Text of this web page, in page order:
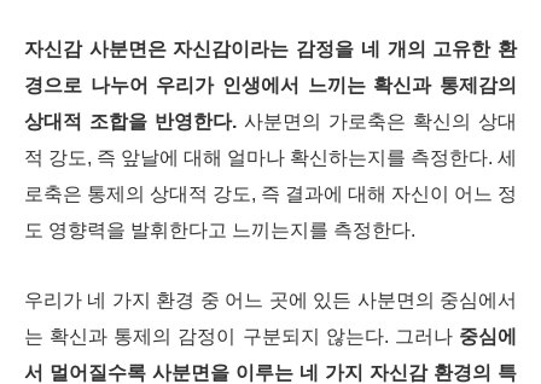
자신감 사분면은 자신감이라는 감정을 네 개의 고유한 환
경으로 나누어 우리가 인생에서 느끼는 확신과 통제감의
상대적 조합을 반영한다. 사분면의 가로축은 확신의 상대
적 강도, 즉 앞날에 대해 얼마나 확신하는지를 측정한다. 세
로축은 통제의 상대적 강도, 즉 결과에 대해 자신이 어느 정
도 영향력을 발휘한다고 느끼는지를 측정한다.
우리가 네 가지 환경 중 어느 곳에 있든 사분면의 중심에서
는 확신과 통제의 감정이 구분되지 않는다. 그러나 중심에
서 멀어질수록 사분면을 이루는 네 가지 자신감 환경의 특